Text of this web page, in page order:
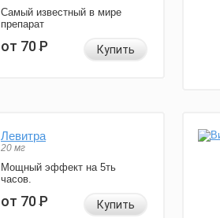
Самый известный в мире
препарат
от 70Р Купить
Левитра
20 мг
Мощный эффект на 5ть
часов.
от 70Р Купить